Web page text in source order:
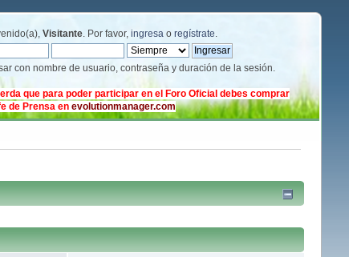
Visitante. Por favor,ingresa oregístrate.
con nombre de usuario, contraseña y duración de la sesión.
que para poder participar en el Foro Oficial debes comprar
de Prensa enevolutionmanager.com